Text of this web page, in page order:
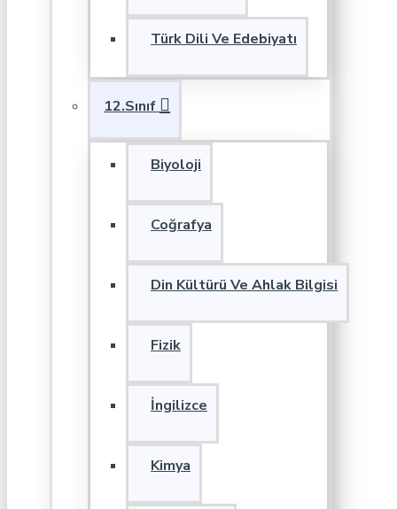
Türk Dili Ve Edebiyatı
12.Sınıf
Biyoloji
Coğrafya
Din Kültürü Ve Ahlak Bilgisi
Fizik
İngilizce
Kimya